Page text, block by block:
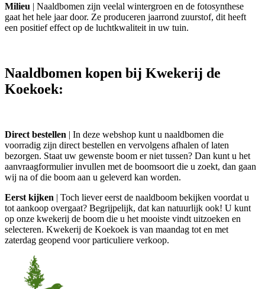
Milieu | Naaldbomen zijn veelal wintergroen en de fotosynthese
gaat het hele jaar door. Ze produceren jaarrond zuurstof, dit heeft
een positief effect op de luchtkwaliteit in uw tuin.
Naaldbomen kopen bij Kwekerij de
Koekoek:
Direct bestellen | In deze webshop kunt u naaldbomen die
voorradig zijn direct bestellen en vervolgens afhalen of laten
bezorgen. Staat uw gewenste boom er niet tussen? Dan kunt u het
aanvraagformulier invullen met de boomsoort die u zoekt, dan gaan
wij na of die boom aan u geleverd kan worden.
Eerst kijken | Toch liever eerst de naaldboom bekijken voordat u
tot aankoop overgaat? Begrijpelijk, dat kan natuurlijk ook! U kunt
op onze kwekerij de boom die u het mooiste vindt uitzoeken en
selecteren. Kwekerij de Koekoek is van maandag tot en met
zaterdag geopend voor particuliere verkoop.